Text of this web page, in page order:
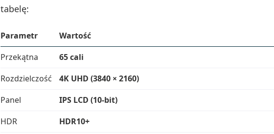
tabelę:
Parametr
Wartość
Przekątna
65 cali
Rozdzielczość
4K UHD (3840 × 2160)
Panel
IPS LCD (10‑bit)
HDR
HDR10+